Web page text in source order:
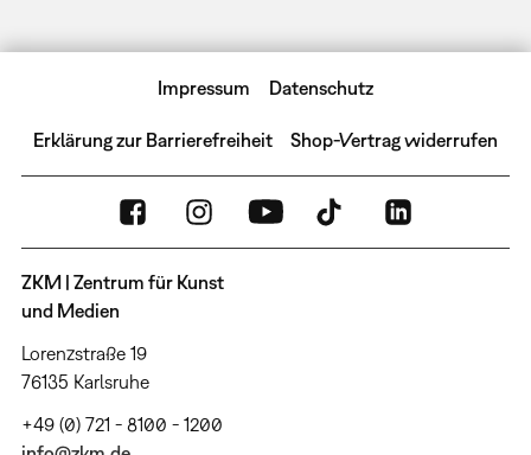
Impressum Datenschutz
Erklärung zur Barrierefreiheit Shop-Vertrag widerrufen
ZKM | Zentrum für Kunst
und Medien
Lorenzstraße 19
76135 Karlsruhe
+49 (0) 721 - 8100 - 1200